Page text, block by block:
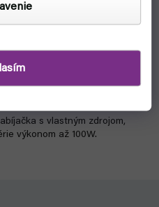
batériu
Do košíka
s vlastným zdrojom,
výkonom až 100W.